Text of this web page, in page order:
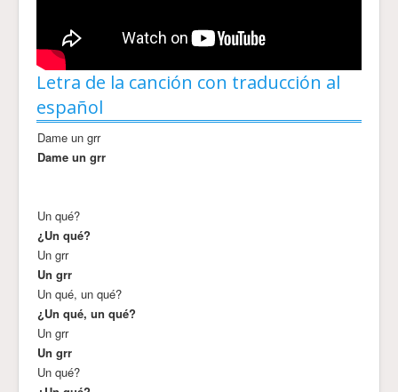
Letra de la canción con traducción al
español
Dame un grr
Dame un grr
Un qué?
¿Un qué?
Un grr
Un grr
Un qué, un qué?
¿Un qué, un qué?
Un grr
Un grr
Un qué?